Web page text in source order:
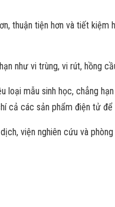
thuận tiện hơn và tiết kiệm
như vi trùng, vi rút, hồng
mẫu sinh học, chẳng
cả các sản phẩm điện tử để
viện nghiên cứu và